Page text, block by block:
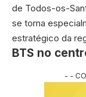
de Todos-os-
se torna
estratégico da
BTS no
- -